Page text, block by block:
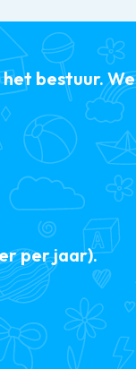
bestuur. We
per jaar).